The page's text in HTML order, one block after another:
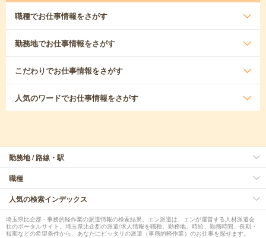
職種でお仕事情報をさがす
勤務地でお仕事情報をさがす
こだわりでお仕事情報をさがす
人気のワードでお仕事情報をさがす
勤務地 / 路線・駅
職種
人気の検索インデックス
埼玉県比企郡 - 事務的軽作業の派遣情報の検索結果。エン派遣は、エンが運営する人材派遣会
社のポータルサイト。埼玉県比企郡の派遣/求人情報を職種、勤務地、時給、勤務時間、長期・
短期などの希望条件から、あなたにピッタリの派遣（事務的軽作業）のお仕事を探せます。